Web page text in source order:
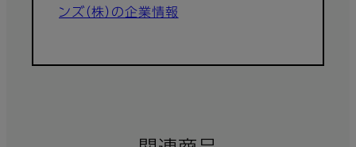
ンズ（株）の企業情報